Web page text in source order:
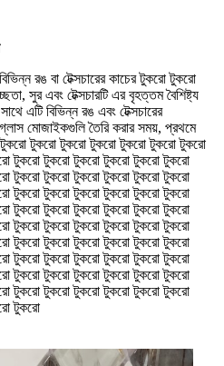
রঙ বা টেক্সচারের কাচের টুকরো টুকরো
সুর এবং টেক্সচারটি এর বৃহত্তম বৈশিষ্ট্য
এটি বিভিন্ন রঙ এবং টেক্সচারের
মোজাইকগুলি তৈরি করার সময়, প্রথমে
টুকরো টুকরো টুকরো টুকরো টুকরো টুকরো
টুকরো টুকরো টুকরো টুকরো টুকরো টুকরো
টুকরো টুকরো টুকরো টুকরো টুকরো টুকরো
টুকরো টুকরো টুকরো টুকরো টুকরো টুকরো
টুকরো টুকরো টুকরো টুকরো টুকরো টুকরো
টুকরো টুকরো টুকরো টুকরো টুকরো টুকরো
টুকরো টুকরো টুকরো টুকরো টুকরো টুকরো
টুকরো টুকরো টুকরো টুকরো টুকরো টুকরো
টুকরো টুকরো টুকরো টুকরো টুকরো টুকরো
টুকরো টুকরো টুকরো টুকরো টুকরো টুকরো
টুকরো